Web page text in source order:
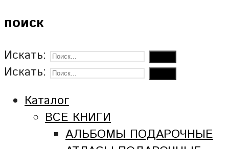
поиск
Искать:
Искать:
Каталог
ВСЕ КНИГИ
АЛЬБОМЫ ПОДАРОЧНЫЕ